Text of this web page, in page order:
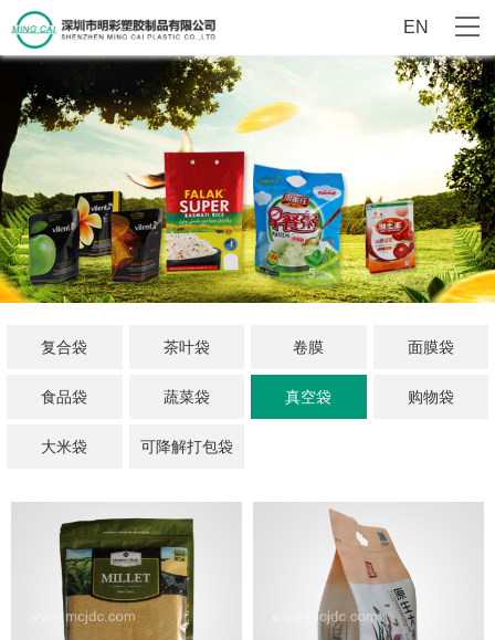
EN
复合袋 茶叶袋 卷膜 面膜袋
食品袋 蔬菜袋 真空袋 购物袋
大米袋 可降解打包袋